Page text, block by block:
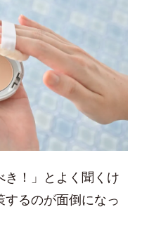
き！」とよく聞くけ
するのが面倒になっ